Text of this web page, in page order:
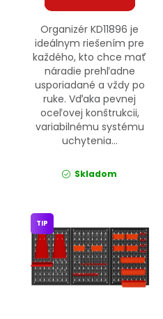
Organizér KD11896 je
ideálnym riešením pre
každého, kto chce mať
náradie prehľadne
usporiadané a vždy po
ruke. Vďaka pevnej
oceľovej konštrukcii,
variabilnému systému
uchytenia...
Skladom
TIP